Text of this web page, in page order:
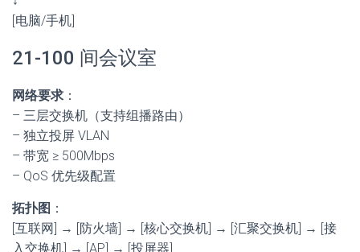
[电脑/手机]
21-100 间会议室
网络要求 ：
– 三层交换机（支持组播路由）
– 独立投屏 VLAN
– 带宽 ≥ 500Mbps
– QoS 优先级配置
拓扑图 ：
[互联网] → [防火墙] → [核心交换机] → [汇聚交换机] → [接
入交换机] → [AP] → [投屏器]